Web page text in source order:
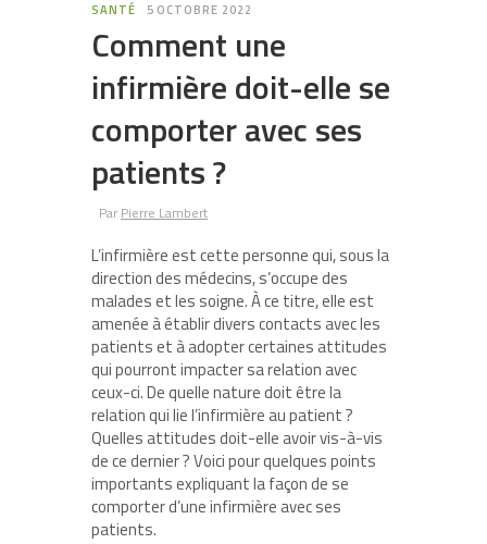
SANTÉ 5 OCTOBRE 2022
Comment une
infirmière doit-elle se
comporter avec ses
patients ?
Par Pierre Lambert
L’infirmière est cette personne qui, sous la
direction des médecins, s’occupe des
malades et les soigne. À ce titre, elle est
amenée à établir divers contacts avec les
patients et à adopter certaines attitudes
qui pourront impacter sa relation avec
ceux-ci. De quelle nature doit être la
relation qui lie l’infirmière au patient ?
Quelles attitudes doit-elle avoir vis-à-vis
de ce dernier ? Voici pour quelques points
importants expliquant la façon de se
comporter d’une infirmière avec ses
patients.